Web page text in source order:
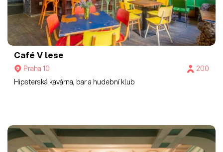
Café V lese
Praha 10
200
Hipsterská kavárna, bar a hudební klub